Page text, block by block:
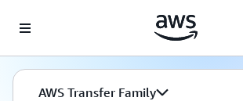
AWS Transfer Family